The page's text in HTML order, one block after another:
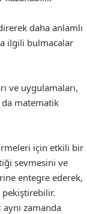
daha anlamlı
ilgili bulmacalar
ve uygulamaları,
da matematik
için etkili bir
sevmesini ve
entegre ederek,
pekiştirebilir.
zamanda